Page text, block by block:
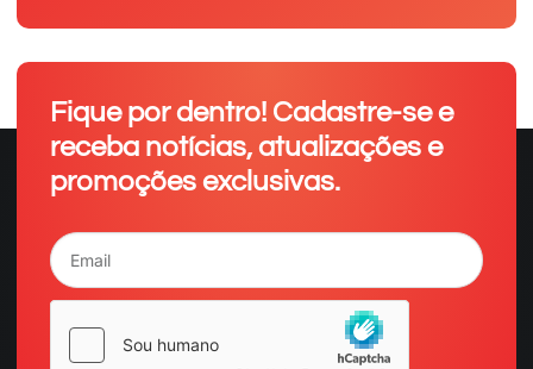
Fique por dentro! Cadastre-se e
receba notícias, atualizações e
promoções exclusivas.